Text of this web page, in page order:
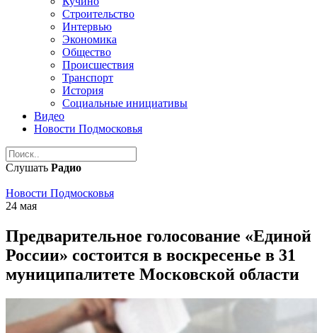
Строительство
Интервью
Экономика
Общество
Происшествия
Транспорт
История
Социальные инициативы
Видео
Новости Подмосковья
Слушать Радио
Новости Подмосковья
24 мая
Предварительное голосование «Единой
России» состоится в воскресенье в 31
муниципалитете Московской области